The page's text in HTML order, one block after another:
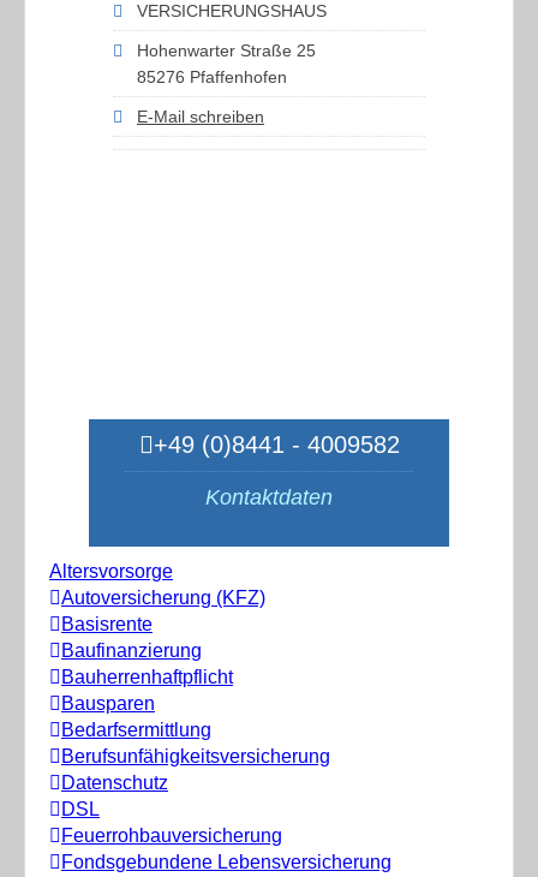
VERSICHERUNGSHAUS
Hohenwarter Straße 25
85276 Pfaffenhofen
E-Mail schreiben
+49 (0)8441 - 4009582
Kontaktdaten
Altersvorsorge
Autoversicherung (KFZ)
Basisrente
Baufinanzierung
Bauherrenhaftpflicht
Bausparen
Bedarfsermittlung
Berufs­unfähigkeitsversicherung
Datenschutz
DSL
Feuerrohbauversicherung
Fondsgebundene Lebensversicherung